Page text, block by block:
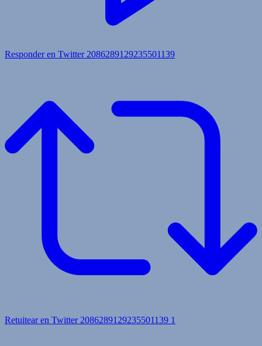
Responder en Twitter 2086289129235501139
Retuitear en Twitter 2086289129235501139 1